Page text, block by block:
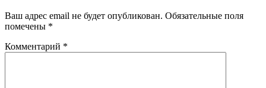
Ваш адрес email не будет опубликован. Обязательные поля
помечены *
Комментарий *